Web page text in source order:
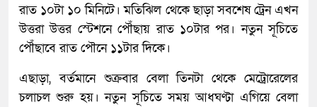
রাত ১০টা ১০ মিনিটে। মতিঝিল থেকে ছাড়া সবশেষ ট্রেন এখন
উত্তরা উত্তর স্টেশনে পৌঁছায় রাত ১০টার পর। নতুন সূচিতে
পৌঁছাবে রাত পৌনে ১১টার দিকে।
এছাড়া, বর্তমানে শুক্রবার বেলা তিনটা থেকে মেট্রোরেলের
চলাচল শুরু হয়। নতুন সূচিতে সময় আধঘণ্টা এগিয়ে বেলা